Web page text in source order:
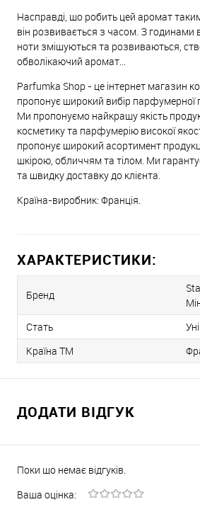
Насправді, що робить цей аромат
він розвивається з часом. З годинами
ноти змішуються та розвиваються,
обволікаючий аромат…
Parfumka Shop - це інтернет магазин
пропонує широкий вибір парфумерної
Ми пропонуємо найкращу якість
косметику та парфумерію високої
пропонує широкий асортимент
шкірою, обличчям та тілом. Ми
та швидку доставку до клієнта.
Країна-виробник: Франція.
ХАРАКТЕРИСТИКИ:
Бренд
Стать
Країна ТМ
ДОДАТИ ВІДГУК
Поки що немає відгуків.
Ваша оцінка: